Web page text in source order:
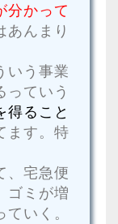
分かって
あんまり
いう事業
っていう
得ること
ます。特
、宅急便
ゴミが増
いく。